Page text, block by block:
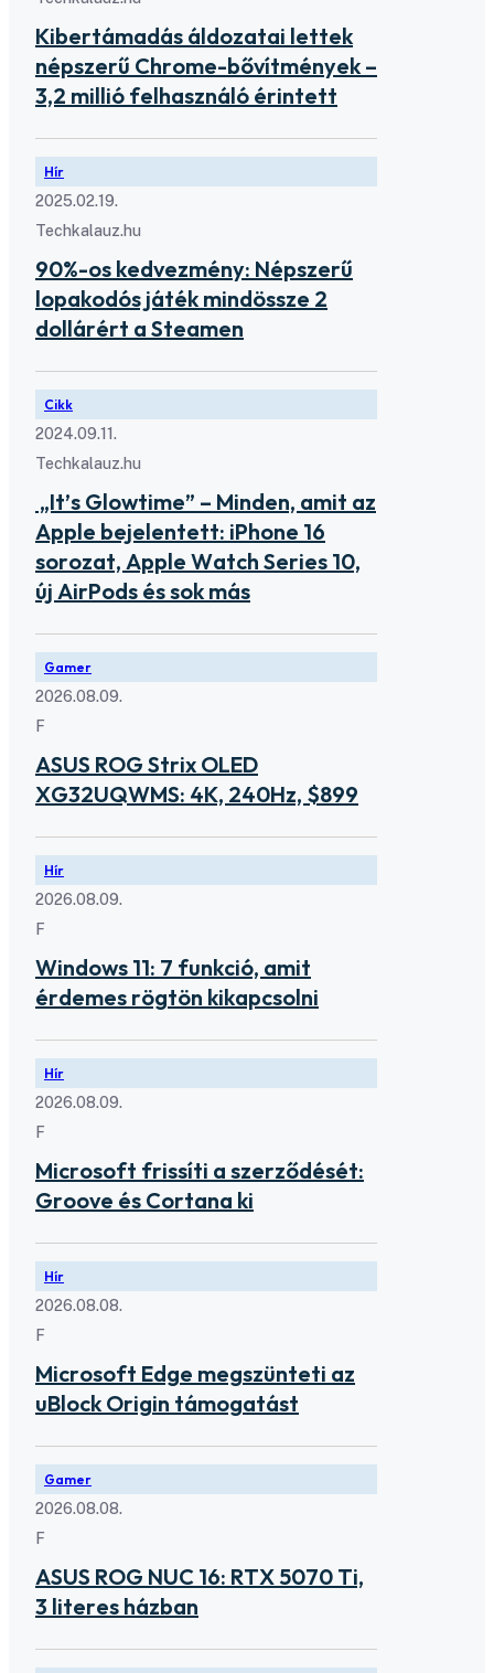
Kibertámadás áldozatai lettek
népszerű Chrome-bővítmények –
3,2 millió felhasználó érintett
Hír
2025.02.19.
Techkalauz.hu
90%-os kedvezmény: Népszerű
lopakodós játék mindössze 2
dollárért a Steamen
Cikk
2024.09.11.
Techkalauz.hu
„It’s Glowtime” – Minden, amit az
Apple bejelentett: iPhone 16
sorozat, Apple Watch Series 10,
új AirPods és sok más
Gamer
2026.08.09.
F
ASUS ROG Strix OLED
XG32UQWMS: 4K, 240Hz, $899
Hír
2026.08.09.
F
Windows 11: 7 funkció, amit
érdemes rögtön kikapcsolni
Hír
2026.08.09.
F
Microsoft frissíti a szerződését:
Groove és Cortana ki
Hír
2026.08.08.
F
Microsoft Edge megszünteti az
uBlock Origin támogatást
Gamer
2026.08.08.
F
ASUS ROG NUC 16: RTX 5070 Ti,
3 literes házban